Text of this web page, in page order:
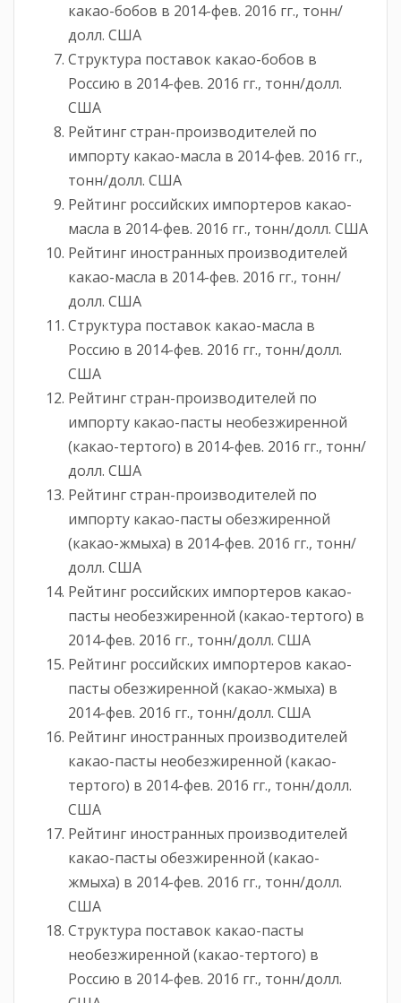
какао-бобов в 2014-фев. 2016 гг., тонн/
долл. США
Структура поставок какао-бобов в
Россию в 2014-фев. 2016 гг., тонн/долл.
США
Рейтинг стран-производителей по
импорту какао-масла в 2014-фев. 2016 гг.,
тонн/долл. США
Рейтинг российских импортеров какао-
масла в 2014-фев. 2016 гг., тонн/долл. США
Рейтинг иностранных производителей
какао-масла в 2014-фев. 2016 гг., тонн/
долл. США
Структура поставок какао-масла в
Россию в 2014-фев. 2016 гг., тонн/долл.
США
Рейтинг стран-производителей по
импорту какао-пасты необезжиренной
(какао-тертого) в 2014-фев. 2016 гг., тонн/
долл. США
Рейтинг стран-производителей по
импорту какао-пасты обезжиренной
(какао-жмыха) в 2014-фев. 2016 гг., тонн/
долл. США
Рейтинг российских импортеров какао-
пасты необезжиренной (какао-тертого) в
2014-фев. 2016 гг., тонн/долл. США
Рейтинг российских импортеров какао-
пасты обезжиренной (какао-жмыха) в
2014-фев. 2016 гг., тонн/долл. США
Рейтинг иностранных производителей
какао-пасты необезжиренной (какао-
тертого) в 2014-фев. 2016 гг., тонн/долл.
США
Рейтинг иностранных производителей
какао-пасты обезжиренной (какао-
жмыха) в 2014-фев. 2016 гг., тонн/долл.
США
Структура поставок какао-пасты
необезжиренной (какао-тертого) в
Россию в 2014-фев. 2016 гг., тонн/долл.